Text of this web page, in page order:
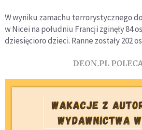
W wyniku zamachu terrorystycznego
w Nicei na południu Francji zginęły 84
dziesięcioro dzieci. Ranne zostały 202
DEON.PL